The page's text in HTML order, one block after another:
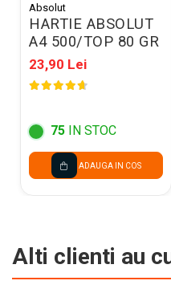
Absolut
HARTIE ABSOLUT
A4 500/TOP 80 GR
23,90 Lei
75 IN STOC
ADAUGA IN COS
Alti clienti au